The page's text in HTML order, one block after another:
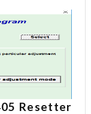
Resetter